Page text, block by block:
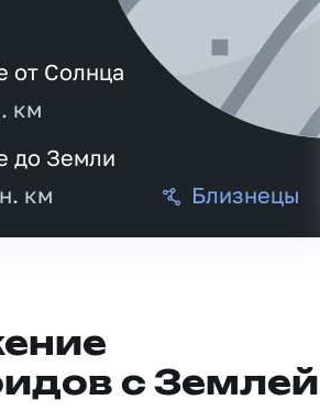
от Солнца
км
до Земли
км Близнецы
с Землей